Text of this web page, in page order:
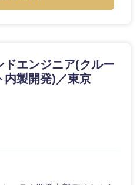
ドエンジニア(クルー
内製開発)／東京